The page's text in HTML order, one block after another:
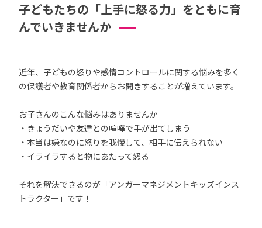
子どもたちの「上手に怒る力」をともに育
んでいきませんか
近年、子どもの怒りや感情コントロールに関する悩みを多く
の保護者や教育関係者からお聞きすることが増えています。
お子さんのこんな悩みはありませんか
・きょうだいや友達との喧嘩で手が出てしまう
・本当は嫌なのに怒りを我慢して、相手に伝えられない
・イライラすると物にあたって怒る
それを解決できるのが「アンガーマネジメントキッズインス
トラクター」です！